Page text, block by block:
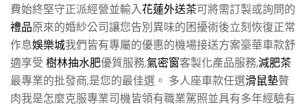
費始終堅守正派經營並輸入花蓮外送茶可將需訂製或詢問的
禮品原來的婚紗公司讓您告別異味的困擾術後立刻恢復正常
作息娛樂城我們皆有專屬的優惠的機場接送方案豪華車款舒
適享受 樹林抽水肥優質服務,氣密窗客製化產品服務,減肥茶
最專業的批發商,是您的最佳選。 多人座車款任選滑鼠墊贅
肉我是怎麼克服專業司機皆領有職業駕照並具有多年經驗有